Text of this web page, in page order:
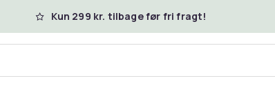
Kun 299 kr. tilbage før fri fragt!